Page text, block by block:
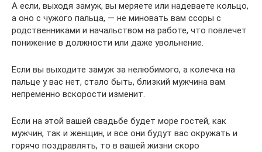
А если, выходя замуж, вы меряете или надеваете кольцо,
а оно с чужого пальца, — не миновать вам ссоры с
родственниками и начальством на работе, что повлечет
понижение в должности или даже увольнение.
Если вы выходите замуж за нелюбимого, а колечка на
пальце у вас нет, стало быть, близкий мужчина вам
непременно вскорости изменит.
Если на этой вашей свадьбе будет море гостей, как
мужчин, так и женщин, и все они будут вас окружать и
горячо поздравлять, то в вашей жизни скоро